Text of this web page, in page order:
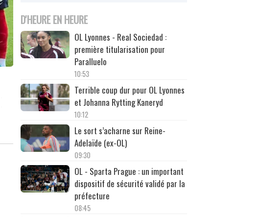
D'HEURE EN HEURE
OL Lyonnes - Real Sociedad :
première titularisation pour
Paralluelo
10:53
Terrible coup dur pour OL Lyonnes
et Johanna Rytting Kaneryd
10:12
Le sort s’acharne sur Reine-
Adelaïde (ex-OL)
09:30
OL - Sparta Prague : un important
dispositif de sécurité validé par la
préfecture
08:45